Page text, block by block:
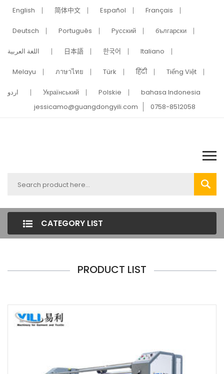
English 简体中文 Español Français
Deutsch Português Pусский български
اللغة العربية 日本語 한국어 Italiano
Melayu ภาษาไทย Türk हिंदी Tiếng Việt
اردو Український Polskie
bahasa Indonesia
jessicamo@guangdongyili.com
0758-8512058
CATEGORY LIST
PRODUCT LIST